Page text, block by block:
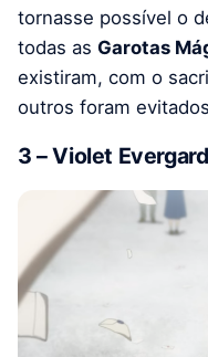
tornasse possível o
todas as Garotas
existiram, com o
outros foram
3 – Violet